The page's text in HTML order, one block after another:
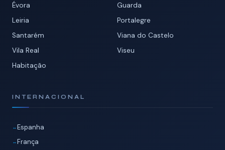
Évora
Guarda
Leiria
Portalegre
Santarém
Viana do Castelo
Vila Real
Viseu
Habitação
INTERNACIONAL
Espanha
França